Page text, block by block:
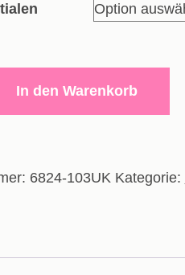
In den Warenkorb
6824-103UK Kategorie: